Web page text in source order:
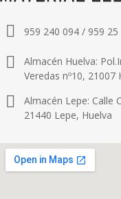
959 240 094 / 959 25
Almacén Huelva:
Veredas nº10, 21007
Almacén Lepe: Calle
21440 Lepe, Huelva